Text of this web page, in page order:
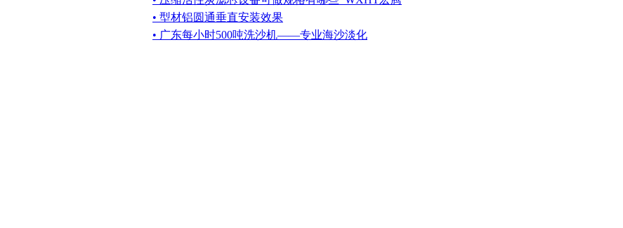
• 型材铝圆通垂直安装效果
• 广东每小时500吨洗沙机——专业海沙淡化